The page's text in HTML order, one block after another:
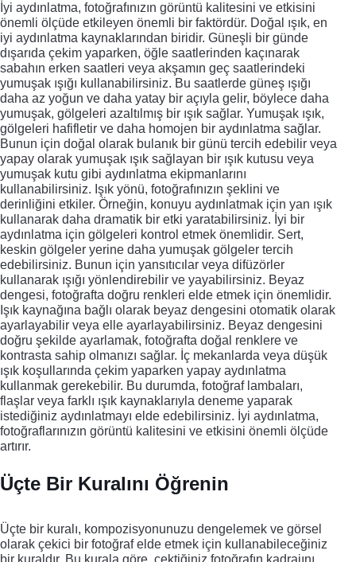
İyi aydınlatma, fotoğrafınızın görüntü kalitesini ve etkisini
önemli ölçüde etkileyen önemli bir faktördür. Doğal ışık, en
iyi aydınlatma kaynaklarından biridir. Güneşli bir günde
dışarıda çekim yaparken, öğle saatlerinden kaçınarak
sabahın erken saatleri veya akşamın geç saatlerindeki
yumuşak ışığı kullanabilirsiniz. Bu saatlerde güneş ışığı
daha az yoğun ve daha yatay bir açıyla gelir, böylece daha
yumuşak, gölgeleri azaltılmış bir ışık sağlar. Yumuşak ışık,
gölgeleri hafifletir ve daha homojen bir aydınlatma sağlar.
Bunun için doğal olarak bulanık bir günü tercih edebilir veya
yapay olarak yumuşak ışık sağlayan bir ışık kutusu veya
yumuşak kutu gibi aydınlatma ekipmanlarını
kullanabilirsiniz. Işık yönü, fotoğrafınızın şeklini ve
derinliğini etkiler. Örneğin, konuyu aydınlatmak için yan ışık
kullanarak daha dramatik bir etki yaratabilirsiniz. İyi bir
aydınlatma için gölgeleri kontrol etmek önemlidir. Sert,
keskin gölgeler yerine daha yumuşak gölgeler tercih
edebilirsiniz. Bunun için yansıtıcılar veya difüzörler
kullanarak ışığı yönlendirebilir ve yayabilirsiniz. Beyaz
dengesi, fotoğrafta doğru renkleri elde etmek için önemlidir.
Işık kaynağına bağlı olarak beyaz dengesini otomatik olarak
ayarlayabilir veya elle ayarlayabilirsiniz. Beyaz dengesini
doğru şekilde ayarlamak, fotoğrafta doğal renklere ve
kontrasta sahip olmanızı sağlar. İç mekanlarda veya düşük
ışık koşullarında çekim yaparken yapay aydınlatma
kullanmak gerekebilir. Bu durumda, fotoğraf lambaları,
flaşlar veya farklı ışık kaynaklarıyla deneme yaparak
istediğiniz aydınlatmayı elde edebilirsiniz. İyi aydınlatma,
fotoğraflarınızın görüntü kalitesini ve etkisini önemli ölçüde
artırır.
Üçte Bir Kuralını Öğrenin
Üçte bir kuralı, kompozisyonunuzu dengelemek ve görsel
olarak çekici bir fotoğraf elde etmek için kullanabileceğiniz